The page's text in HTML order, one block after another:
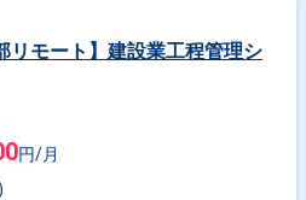
リモート】建設業工程管理シ
円/月